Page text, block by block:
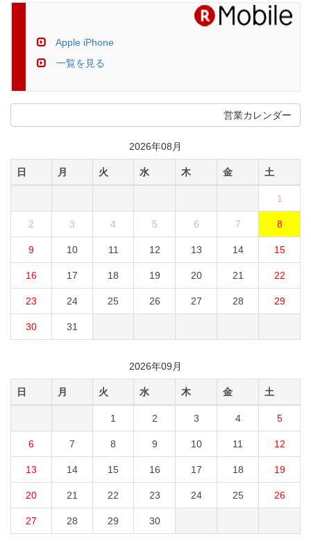
Apple iPhone
一覧を見る
営業カレンダー
2026年08月
日 月 火 水 木 金 土
1
2 3 4 5 6 7 8
9 10 11 12 13 14 15
16 17 18 19 20 21 22
23 24 25 26 27 28 29
30 31
2026年09月
日 月 火 水 木 金 土
1 2 3 4 5
6 7 8 9 10 11 12
13 14 15 16 17 18 19
20 21 22 23 24 25 26
27 28 29 30